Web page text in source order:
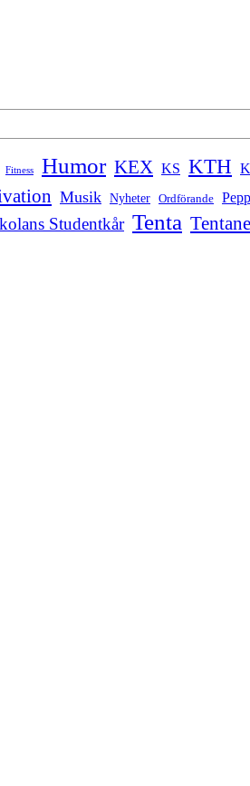
Fitness Humor KEX KS KTH
Musik Nyheter Ordförande Pepp
Studentkår Tenta